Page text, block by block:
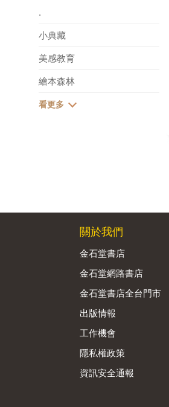
.
小典藏
美感教育
繪本森林
關於我們
金石堂書店
金石堂網路書店
金石堂書店全台門市
出版情報
工作機會
隱私權政策
資訊安全通報